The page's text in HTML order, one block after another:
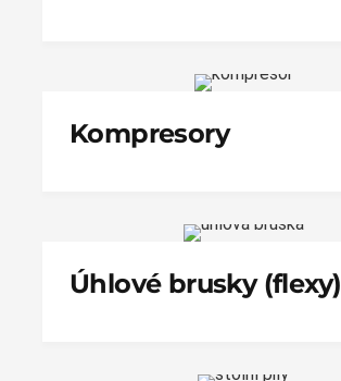
Kompresory
Úhlové brusky (flexy)